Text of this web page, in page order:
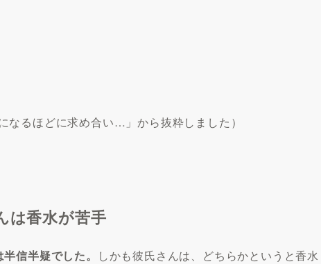
なるほどに求め合い…」から抜粋しました）
は香水が苦手
信半疑でした。
しかも彼氏さんは、どちらかというと香水